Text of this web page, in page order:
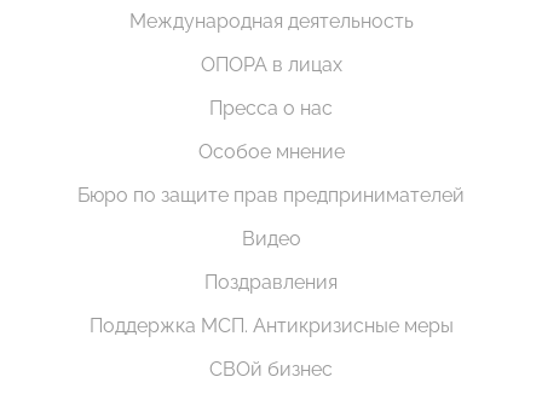
Международная деятельность
ОПОРА в лицах
Пресса о нас
Особое мнение
Бюро по защите прав предпринимателей
Видео
Поздравления
Поддержка МСП. Антикризисные меры
СВОй бизнес